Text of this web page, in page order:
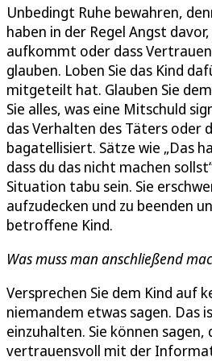
Unbedingt Ruhe bewahren,
haben in der Regel Angst
aufkommt oder dass
glauben. Loben Sie das Kind
mitgeteilt hat. Glauben Sie
Sie alles, was eine Mitschuld
das Verhalten des Täters oder
bagatellisiert. Sätze wie „Das
dass du das nicht machen
Situation tabu sein. Sie
aufzudecken und zu beenden
betroffene Kind.
Was muss man anschließend
Versprechen Sie dem Kind auf
niemandem etwas sagen. Das
einzuhalten. Sie können sagen,
vertrauensvoll mit der